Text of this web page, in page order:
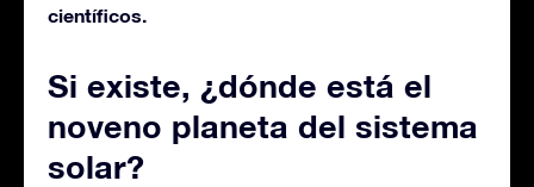
científicos.
Si existe, ¿dónde está el
noveno planeta del sistema
solar?